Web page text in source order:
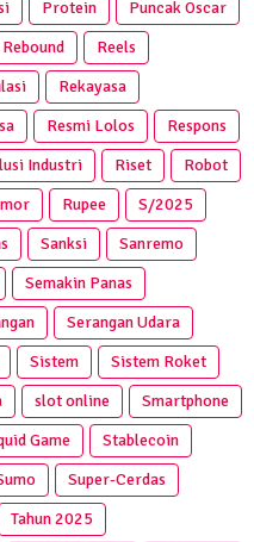
Protein
Puncak Oscar
Rebound
Reels
Rekayasa
Resmi Lolos
Respons
Industri Riset
Robot
Rupee
S/2025
Sanksi
Sanremo
Semakin Panas
Serangan Udara
Sistem
Sistem Roket
slot online
Smartphone
Game
Stablecoin
Super-Cerdas
Tahun 2025